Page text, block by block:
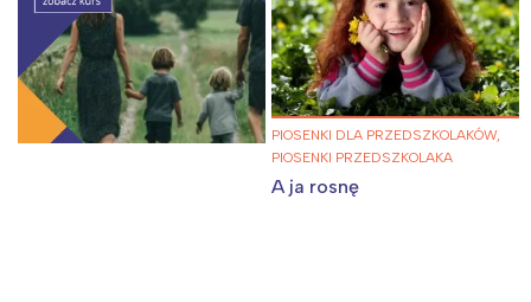
PIOSENKI DLA PRZEDSZKOLAKÓW,
PIOSENKI PRZEDSZKOLAKA
A ja rosnę